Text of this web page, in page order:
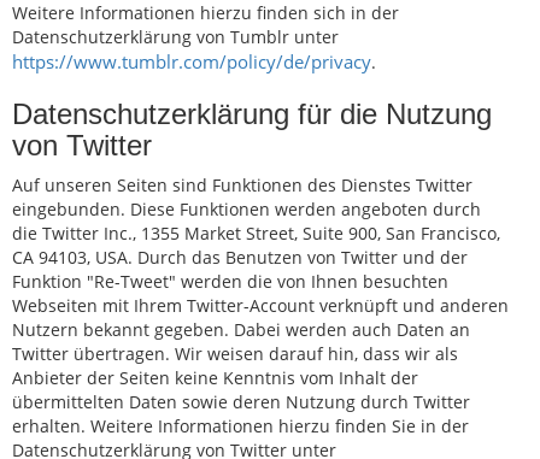
Weitere Informationen hierzu finden sich in der
Datenschutzerklärung von Tumblr unter
https://www.tumblr.com/policy/de/privacy.
Datenschutzerklärung für die Nutzung
von Twitter
Auf unseren Seiten sind Funktionen des Dienstes Twitter
eingebunden. Diese Funktionen werden angeboten durch
die Twitter Inc., 1355 Market Street, Suite 900, San Francisco,
CA 94103, USA. Durch das Benutzen von Twitter und der
Funktion "Re-Tweet" werden die von Ihnen besuchten
Webseiten mit Ihrem Twitter-Account verknüpft und anderen
Nutzern bekannt gegeben. Dabei werden auch Daten an
Twitter übertragen. Wir weisen darauf hin, dass wir als
Anbieter der Seiten keine Kenntnis vom Inhalt der
übermittelten Daten sowie deren Nutzung durch Twitter
erhalten. Weitere Informationen hierzu finden Sie in der
Datenschutzerklärung von Twitter unter